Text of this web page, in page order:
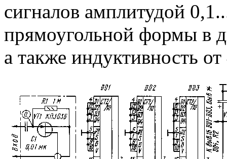
сигналов амплитудой
прямоугольной формы в
а также индуктивность